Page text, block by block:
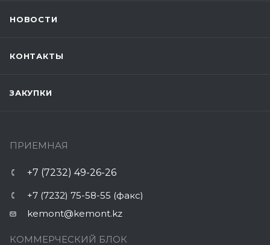
НОВОСТИ
КОНТАКТЫ
ЗАКУПКИ
ПРИЕМНАЯ
+7 (7232) 49-26-26
+7 (7232) 75-58-55 (факс)
kemont@kemont.kz
КОММЕРЧЕСКИЙ БЛОК